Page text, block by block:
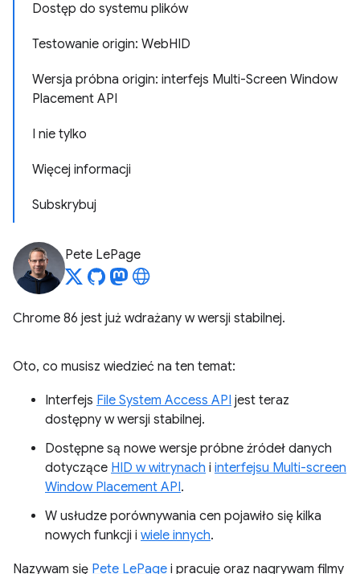
Dostęp do systemu plików
Testowanie origin: WebHID
Wersja próbna origin: interfejs Multi-Screen Window
Placement API
I nie tylko
Więcej informacji
Subskrybuj
Pete LePage
Chrome 86 jest już wdrażany w wersji stabilnej.
Oto, co musisz wiedzieć na ten temat:
Interfejs File System Access API jest teraz
dostępny w wersji stabilnej.
Dostępne są nowe wersje próbne źródeł danych
dotyczące HID w witrynach i interfejsu Multi-screen
Window Placement API.
W usłudze porównywania cen pojawiło się kilka
nowych funkcji i wiele innych.
Nazywam się Pete LePage i pracuję oraz nagrywam filmy